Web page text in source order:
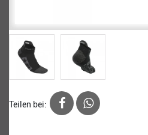
Teilen bei: